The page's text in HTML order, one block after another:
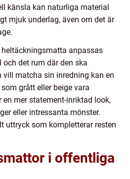
känsla kan naturliga material
mjuk underlag, även om det är
anpassas
det rum där den ska
vill matcha sin inredning kan en
grått eller beige vara
mer statement-inriktad look,
eller intressanta mönster.
uttryck som kompletterar resten
i offentliga